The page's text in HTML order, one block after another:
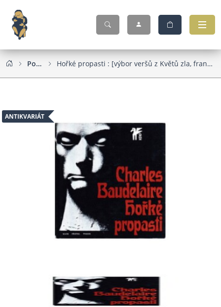
Poezie Hořké propasti : [výbor veršů z Květů zla, franc. orig. Les Fleurs du Mal
ANTIKVARIÁT